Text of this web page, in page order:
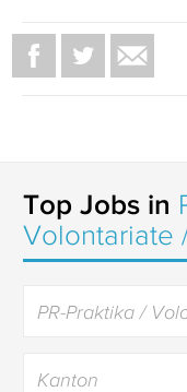
Top Jobs in
Volontariate
PR-Praktika /
Kanton